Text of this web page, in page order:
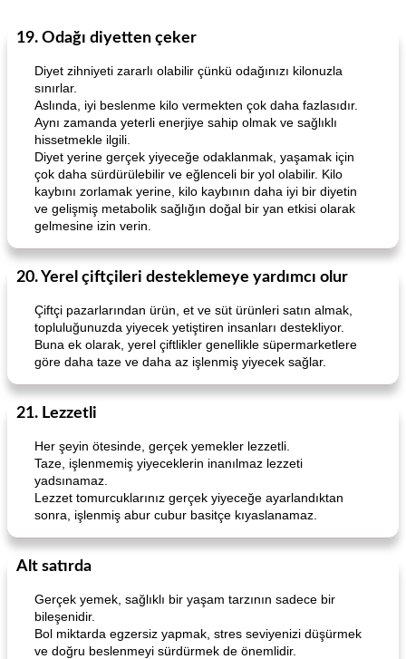
30dakika
World Cuisine
Creamy Pesto Chicken Best Ever Pancakes
19. Odağı diyetten çeker
Diyet zihniyeti zararlı olabilir çünkü odağınızı kilonuzla
sınırlar.
Aslında, iyi beslenme kilo vermekten çok daha fazlasıdır.
Aynı zamanda yeterli enerjiye sahip olmak ve sağlıklı
hissetmekle ilgili.
Diyet yerine gerçek yiyeceğe odaklanmak, yaşamak için
çok daha sürdürülebilir ve eğlenceli bir yol olabilir. Kilo
kaybını zorlamak yerine, kilo kaybının daha iyi bir diyetin
ve gelişmiş metabolik sağlığın doğal bir yan etkisi olarak
gelmesine izin verin.
20. Yerel çiftçileri desteklemeye yardımcı olur
Çiftçi pazarlarından ürün, et ve süt ürünleri satın almak,
topluluğunuzda yiyecek yetiştiren insanları destekliyor.
Buna ek olarak, yerel çiftlikler genellikle süpermarketlere
göre daha taze ve daha az işlenmiş yiyecek sağlar.
21. Lezzetli
Her şeyin ötesinde, gerçek yemekler lezzetli.
Taze, işlenmemiş yiyeceklerin inanılmaz lezzeti
yadsınamaz.
Lezzet tomurcuklarınız gerçek yiyeceğe ayarlandıktan
sonra, işlenmiş abur cubur basitçe kıyaslanamaz.
Alt satırda
Gerçek yemek, sağlıklı bir yaşam tarzının sadece bir
bileşenidir.
Bol miktarda egzersiz yapmak, stres seviyenizi düşürmek
ve doğru beslenmeyi sürdürmek de önemlidir.